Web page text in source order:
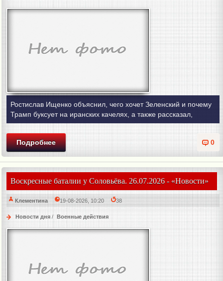
Ростислав Ищенко объяснил, чего хочет Зеленский и почему
Трамп буксует на иранских качелях, а также рассказал,
0
Подробнее
Воскресные баталии у Соловьёва. 26.07.2026 - «Новости»
Клементина 19-08-2026, 10:20 38
Новости дня / Военные действия